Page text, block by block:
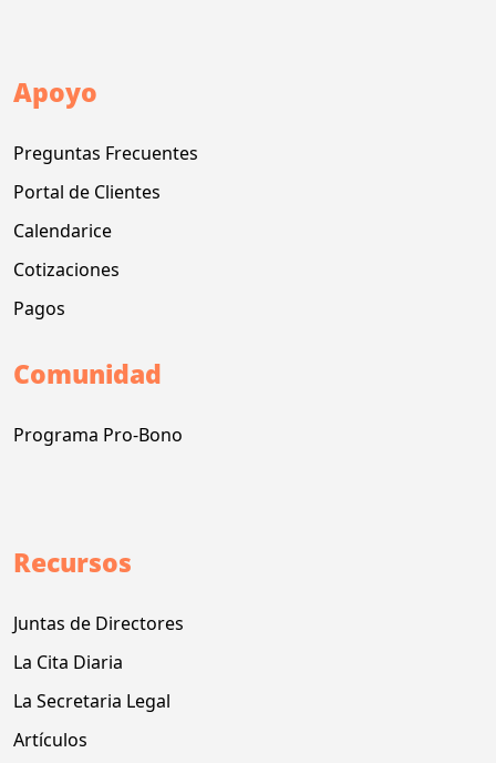
Apoyo
Preguntas Frecuentes
Portal de Clientes
Calendarice
Cotizaciones
Pagos
Comunidad
Programa Pro-Bono
Recursos
Juntas de Directores
La Cita Diaria
La Secretaria Legal
Artículos